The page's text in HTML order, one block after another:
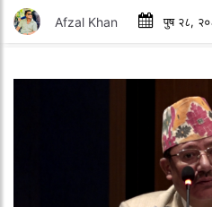
Afzal Khan पुष २८,